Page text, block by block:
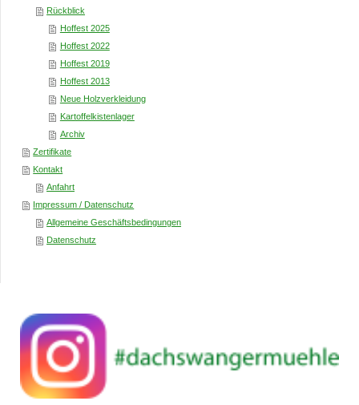
Rückblick
Hoffest 2025
Hoffest 2022
Hoffest 2019
Hoffest 2013
Neue Holzverkleidung
Kartoffelkistenlager
Archiv
Zertifikate
Kontakt
Anfahrt
Impressum / Datenschutz
Allgemeine Geschäftsbedingungen
Datenschutz